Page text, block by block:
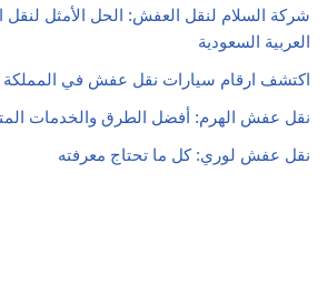
شركة السلام لنقل العفش: الحل الأمثل لنقل
العربية السعودية
اكتشف ارقام سيارات نقل عفش في المملكة
نقل عفش الهرم: أفضل الطرق والخدمات
نقل عفش لوري: كل ما تحتاج معرفته